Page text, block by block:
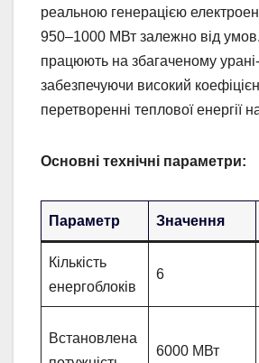
реальною генерацією
950–1000 МВт залежно від
працюють на збагаченому
забезпечуючи високий
перетворенні теплової енергії
Основні технічні параметри:
Параметр Значення
Кількість
енергоблоків
6
Встановлена
6000 МВт